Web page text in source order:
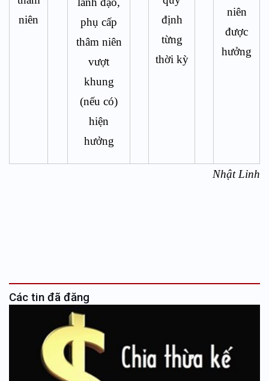
niên
phụ cấp
thâm niên
vượt
khung
(nếu có)
hiện
hưởng
định
từng
thời kỳ
niên
được
hưởng
Nhật Linh
Các tin đã đăng